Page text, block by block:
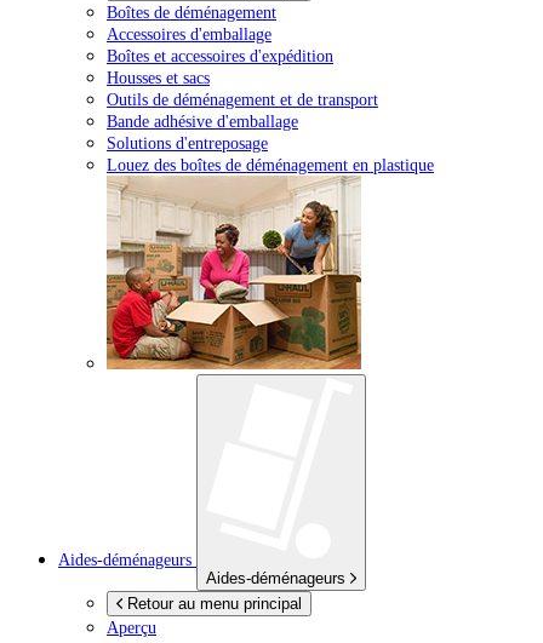
Boîtes de déménagement
Accessoires d'emballage
Boîtes et accessoires d'expédition
Housses et sacs
Outils de déménagement et de transport
Bande adhésive d'emballage
Solutions d'entreposage
Louez des boîtes de déménagement en plastique
Aides-déménageurs
Aides-déménageurs
Retour au menu principal
Aperçu